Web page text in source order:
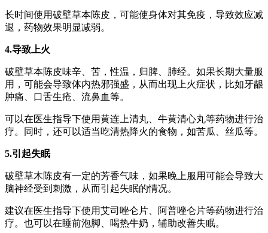
长时间使用破壁草本陈皮，可能使身体对其免疫，导致效应减
退，药物效果明显减弱。
4.导致上火
破壁草本陈皮味辛、苦，性温，归脾、肺经。如果长期大量服
用，可能会导致体内热邪强盛，从而出现上火症状，比如牙龈
肿痛、口舌生疮、流鼻血等。
可以在医生指导下使用黄连上清丸、牛黄清心丸等药物进行治
疗。同时，还可以适当吃清热降火的食物，如苦瓜、丝瓜等。
5.引起失眠
破壁草木陈皮有一定的芳香气味，如果晚上服用可能会导致大
脑神经受到刺激，从而引起失眠的情况。
建议在医生指导下使用艾司唑仑片、阿普唑仑片等药物进行治
疗。也可以在睡前泡脚、喝热牛奶，辅助改善失眠。